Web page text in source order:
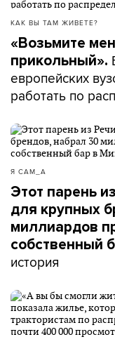
КАК ВЫ ТАМ ЖИВЕТЕ?
«Возьмите
прикольный».
европейских
работать по
Я САМ_А
Этот парень
для крупных
миллиардов
собственный
история